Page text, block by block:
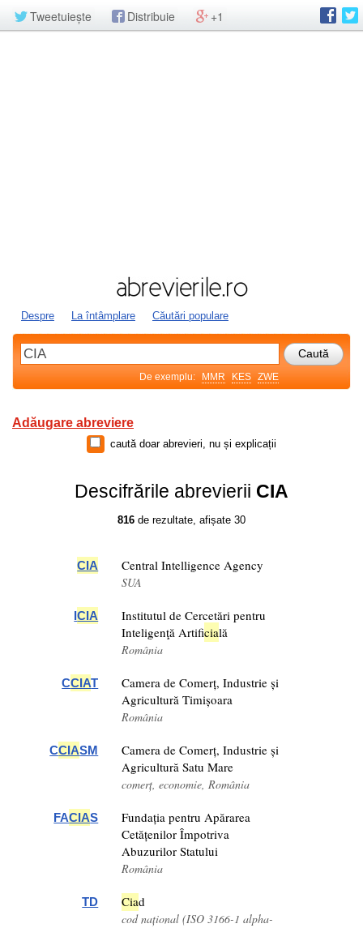
Tweetuiește Distribuie +1
Despre La întâmplare Căutări populare
De exemplu: MMR KES ZWE
Adăugare abreviere
caută doar abrevieri, nu și explicații
Descifrările abrevierii CIA
816 de rezultate, afișate 30
CIA Central Intelligence Agency
SUA
ICIA
Institutul de Cercetări pentru
Inteligenţă Artificială
România
CCIAT
Camera de Comerț, Industrie și
Agricultură Timișoara
România
CCIASM
Camera de Comerț, Industrie și
Agricultură Satu Mare
comerț, economie, România
FACIAS
Fundația pentru Apărarea
Cetățenilor Împotriva
Abuzurilor Statului
România
TD Ciad
cod național (ISO 3166-1 alpha-